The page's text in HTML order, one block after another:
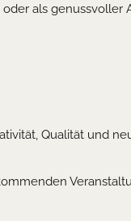
als
Qualität und